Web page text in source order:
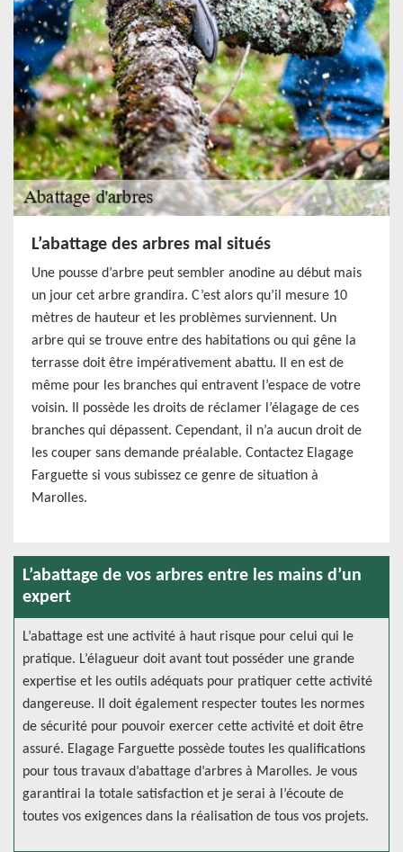
L’abattage des arbres mal situés
Une pousse d’arbre peut sembler anodine au début mais
un jour cet arbre grandira. C’est alors qu’il mesure 10
mètres de hauteur et les problèmes surviennent. Un
arbre qui se trouve entre des habitations ou qui gêne la
terrasse doit être impérativement abattu. Il en est de
même pour les branches qui entravent l’espace de votre
voisin. Il possède les droits de réclamer l’élagage de ces
branches qui dépassent. Cependant, il n’a aucun droit de
les couper sans demande préalable. Contactez Elagage
Farguette si vous subissez ce genre de situation à
Marolles.
L’abattage de vos arbres entre les mains d’un
expert
L’abattage est une activité à haut risque pour celui qui le
pratique. L’élagueur doit avant tout posséder une grande
expertise et les outils adéquats pour pratiquer cette activité
dangereuse. Il doit également respecter toutes les normes
de sécurité pour pouvoir exercer cette activité et doit être
assuré. Elagage Farguette possède toutes les qualifications
pour tous travaux d’abattage d’arbres à Marolles. Je vous
garantirai la totale satisfaction et je serai à l’écoute de
toutes vos exigences dans la réalisation de tous vos projets.